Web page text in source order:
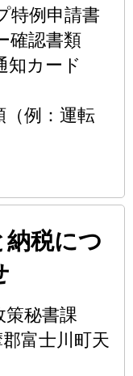
特例申請書
認書類
知カード
：運転
税につ
秘書課
富士川町天